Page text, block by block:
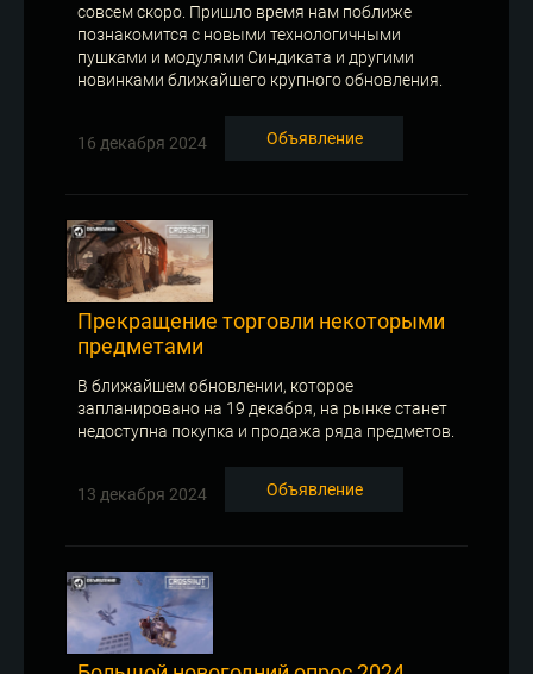
совсем скоро. Пришло время нам поближе
познакомится с новыми технологичными
пушками и модулями Синдиката и другими
новинками ближайшего крупного обновления.
16 декабря 2024 Объявление
Прекращение торговли некоторыми
предметами
В ближайшем обновлении, которое
запланировано на 19 декабря, на рынке станет
недоступна покупка и продажа ряда предметов.
13 декабря 2024 Объявление